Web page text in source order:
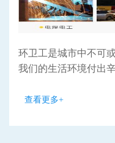
环卫工是城市中不可
我们的生活环境付出辛
查看更多+